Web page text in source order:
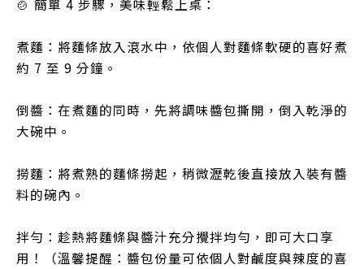
🍲 簡單 4 步驟，美味輕鬆上桌：
煮麵：將麵條放入滾水中，依個人對麵條軟硬的喜好煮
約 7 至 9 分鐘。
倒醬：在煮麵的同時，先將調味醬包撕開，倒入乾淨的
大碗中。
撈麵：將煮熟的麵條撈起，稍微瀝乾後直接放入裝有醬
料的碗內。
拌勻：趁熱將麵條與醬汁充分攪拌均勻，即可大口享
用！（溫馨提醒：醬包份量可依個人對鹹度與辣度的喜